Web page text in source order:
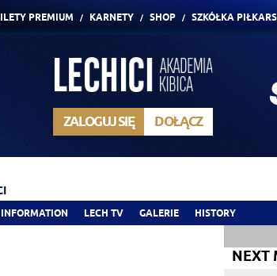
PREMIUM KARNETY SHOP SZKÓŁKA
ZALOGUJ SIĘ DOŁĄCZ
LECH TV GALERIE HISTORY
NEXT